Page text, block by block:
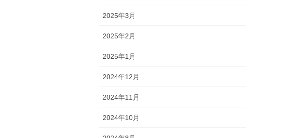
2025年3月
2025年2月
2025年1月
2024年12月
2024年11月
2024年10月